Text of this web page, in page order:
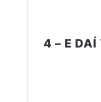
4 – E DAÍ